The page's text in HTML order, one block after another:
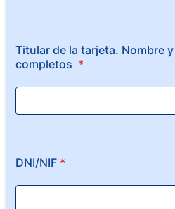
Titular de la tarjeta. Nombre
completos *
DNI/NIF *